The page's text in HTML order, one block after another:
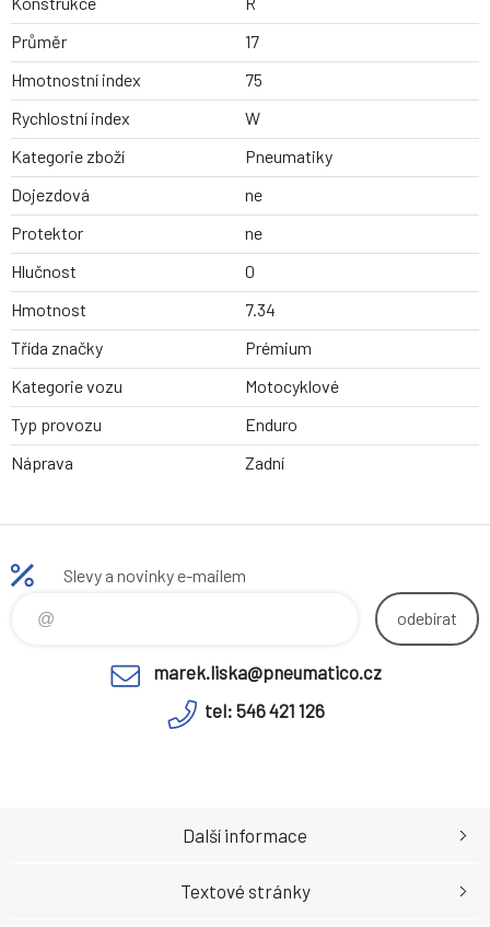
Průměr
17
Hmotnostní index
75
Rychlostní index
W
Kategorie zboží
Pneumatiky
Dojezdová
ne
Protektor
ne
Hlučnost
0
Hmotnost
7.34
Třída značky
Prémium
Kategorie vozu
Motocyklové
Typ provozu
Enduro
Náprava
Zadní
Slevy a novinky e-mailem
odebírat
marek.liska@pneumatico.cz
tel: 546 421 126
Další informace
Textové stránky